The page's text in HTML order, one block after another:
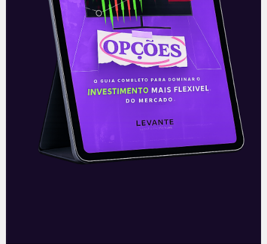
investimentos privados no setor nos
próximos anos, os quais são fundamentais
para alcançar a meta de universalização do
serviço até 2033.
Contudo, sem um ambiente regulatório
estável e agências reguladoras que
cumpram termos contratuais e saibam se